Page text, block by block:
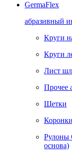
GermaFlex
абразивный
Круги
Круги
Лист
Прочее
Щетки
Рулоны
основа)